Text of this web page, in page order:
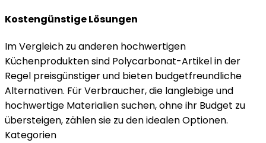
Kostengünstige Lösungen
Im Vergleich zu anderen hochwertigen
Küchenprodukten sind Polycarbonat-Artikel in der
Regel preisgünstiger und bieten budgetfreundliche
Alternativen. Für Verbraucher, die langlebige und
hochwertige Materialien suchen, ohne ihr Budget zu
übersteigen, zählen sie zu den idealen Optionen.
Kategorien